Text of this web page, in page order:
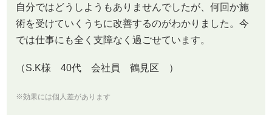
自分ではどうしようもありませんでしたが、何回か施
術を受けていくうちに改善するのがわかりました。今
では仕事にも全く支障なく過ごせています。
（S.K様 40代 会社員 鶴見区 ）
※効果には個人差があります